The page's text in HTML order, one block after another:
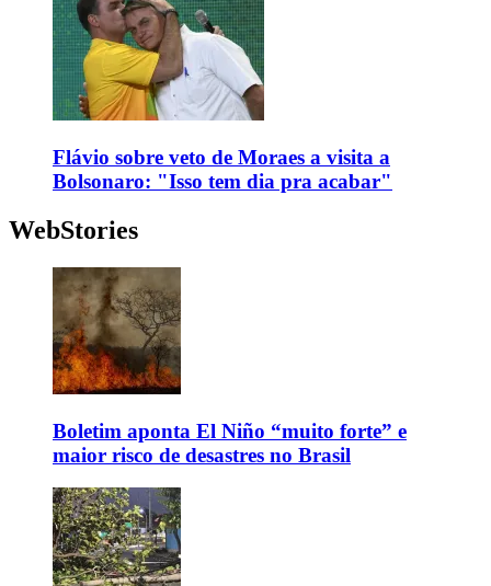
Flávio sobre veto de Moraes a visita a
Bolsonaro: "Isso tem dia pra acabar"
WebStories
Boletim aponta El Niño “muito forte” e
maior risco de desastres no Brasil